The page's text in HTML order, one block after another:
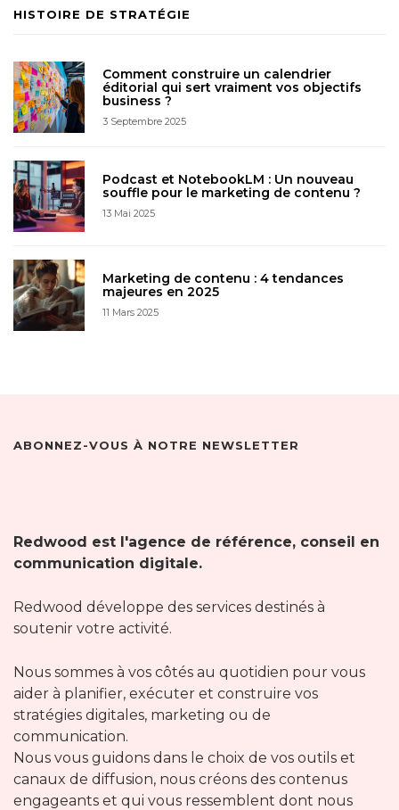
HISTOIRE DE STRATÉGIE
Comment construire un calendrier
éditorial qui sert vraiment vos objectifs
business ?
3 Septembre 2025
Podcast et NotebookLM : Un nouveau
souffle pour le marketing de contenu ?
13 Mai 2025
Marketing de contenu : 4 tendances
majeures en 2025
11 Mars 2025
ABONNEZ-VOUS À NOTRE NEWSLETTER
Redwood est l'agence de référence, conseil en
communication digitale.
Redwood développe des services destinés à
soutenir votre activité.
Nous sommes à vos côtés au quotidien pour vous
aider à planifier, exécuter et construire vos
stratégies digitales, marketing ou de
communication.
Nous vous guidons dans le choix de vos outils et
canaux de diffusion, nous créons des contenus
engageants et qui vous ressemblent dont nous